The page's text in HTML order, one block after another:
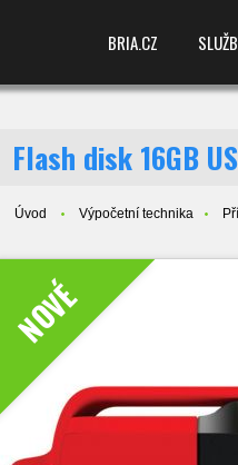
BRIA.CZ
Flash disk 16GB
Úvod Výpočetní technika
NOVÉ